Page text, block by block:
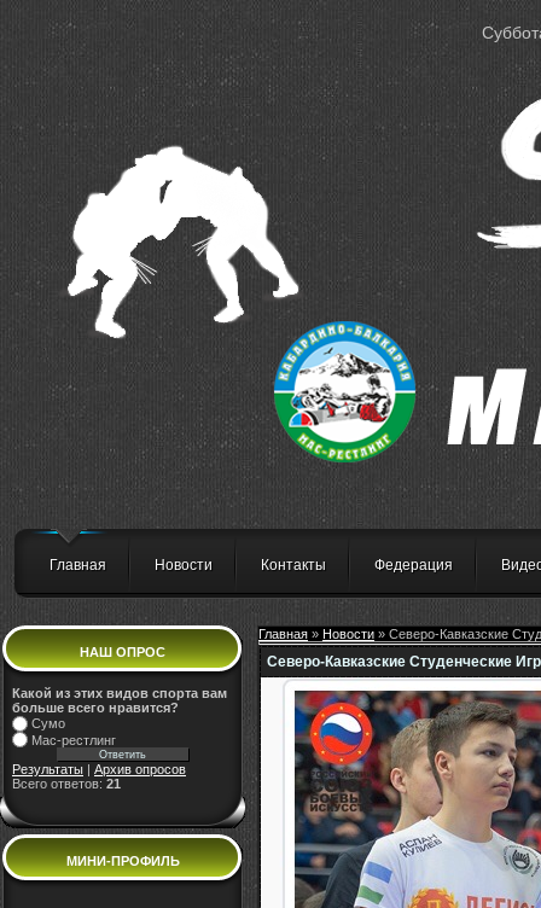
Главная Новости Контакты Федерация
НАШ ОПРОС
Какой из этих видов спорта вам
больше всего нравится?
Сумо
Мас-рестлинг
Результаты
Архив опросов
Всего ответов: 21
МИНИ-ПРОФИЛЬ
Главная » Новости » Северо-Кавказские
Северо-Кавказские Студенческие